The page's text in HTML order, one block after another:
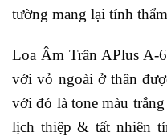
tường mang lại tính
Loa Âm Trân APlus A-
với vỏ ngoài ở thân
với đó là tone màu
lịch thiệp & tất nhiên